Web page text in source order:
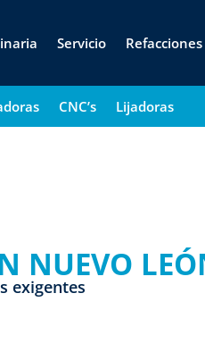
Servicio Refacciones
CNC’s Lijadoras
NUEVO
exigentes